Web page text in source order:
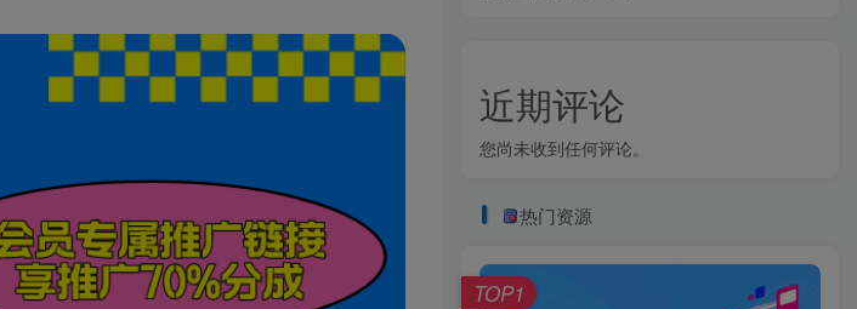
近期评论
您尚未收到任何评论。
热门资源
TOP1